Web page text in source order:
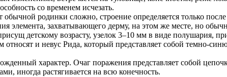
со временем исчезать.
родинки сложно, строение определяется только
элемента, захватывающего дерму, на этом же месте, но
детскому возрасту, узелок 3–10 мм в виде полушария,
и невус Рида, который представляет собой темно-
характер. Очаг поражения представляет собой
иногда растягивается на всю конечность.